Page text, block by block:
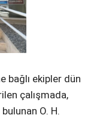
Instagram
Youtube
bağlı ekipler dün
çalışmada,
O. H.